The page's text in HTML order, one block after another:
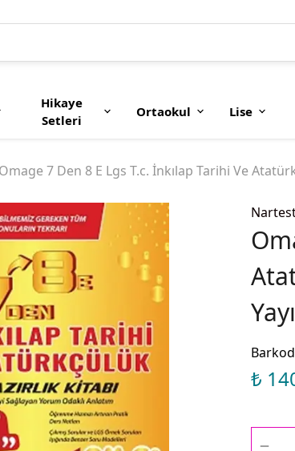
Hikaye
Setleri
Ortaokul Lise
Omage 7 Den 8 E Lgs T.c. İnkılap Tarihi Ve
Nartest
Barkod
₺